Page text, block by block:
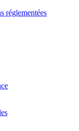
réglementées